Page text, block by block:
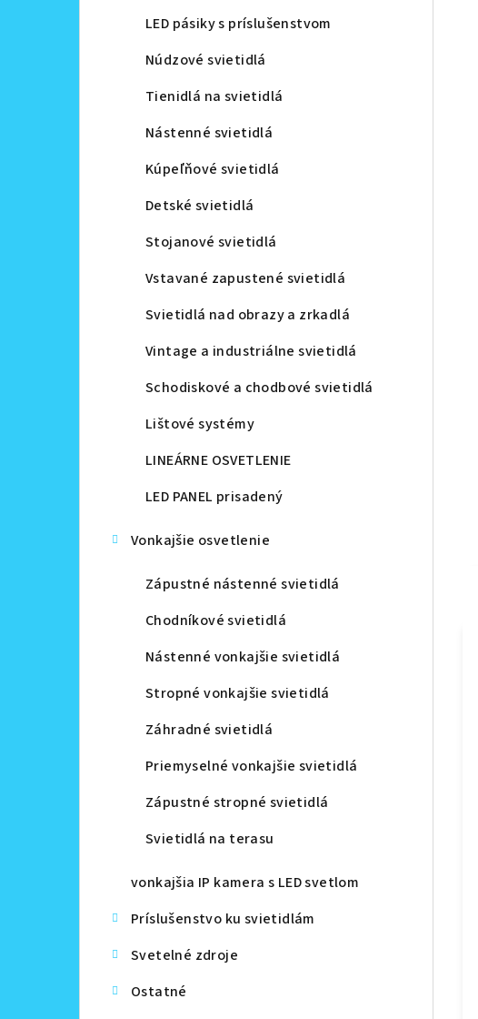
LED pásiky s príslušenstvom
Núdzové svietidlá
Tienidlá na svietidlá
Nástenné svietidlá
Kúpeľňové svietidlá
Detské svietidlá
Stojanové svietidlá
Vstavané zapustené svietidlá
Svietidlá nad obrazy a zrkadlá
Vintage a industriálne svietidlá
Schodiskové a chodbové svietidlá
Lištové systémy
LINEÁRNE OSVETLENIE
LED PANEL prisadený
Vonkajšie osvetlenie
Zápustné nástenné svietidlá
Chodníkové svietidlá
Nástenné vonkajšie svietidlá
Stropné vonkajšie svietidlá
Záhradné svietidlá
Priemyselné vonkajšie svietidlá
Zápustné stropné svietidlá
Svietidlá na terasu
vonkajšia IP kamera s LED svetlom
Príslušenstvo ku svietidlám
Svetelné zdroje
Ostatné